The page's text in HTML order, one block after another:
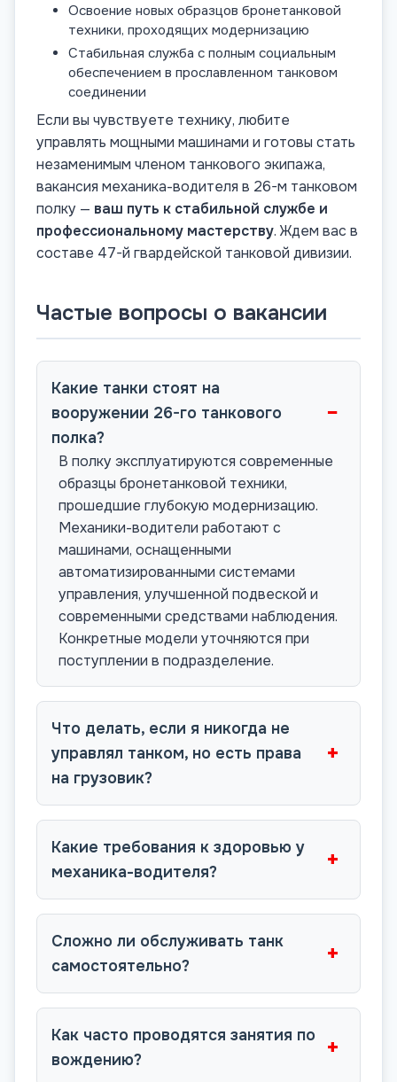
Освоение новых образцов бронетанковой
техники, проходящих модернизацию
Стабильная служба с полным социальным
обеспечением в прославленном танковом
соединении
Если вы чувствуете технику, любите
управлять мощными машинами и готовы стать
незаменимым членом танкового экипажа,
вакансия механика-водителя в 26-м танковом
полку — ваш путь к стабильной службе и
профессиональному мастерству. Ждем вас в
составе 47-й гвардейской танковой дивизии.
Частые вопросы о вакансии
Какие танки стоят на
вооружении 26-го танкового
полка?
−
В полку эксплуатируются современные
образцы бронетанковой техники,
прошедшие глубокую модернизацию.
Механики-водители работают с
машинами, оснащенными
автоматизированными системами
управления, улучшенной подвеской и
современными средствами наблюдения.
Конкретные модели уточняются при
поступлении в подразделение.
Что делать, если я никогда не
управлял танком, но есть права
на грузовик?
+
Какие требования к здоровью у
механика-водителя?
+
Сложно ли обслуживать танк
самостоятельно?
+
Как часто проводятся занятия по
вождению?
+